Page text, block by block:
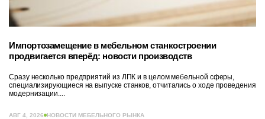
Импортозамещение в мебельном станкостроении
продвигается вперёд: новости производств
Сразу несколько предприятий из ЛПК и в целом мебельной сферы,
специализирующиеся на выпуске станков, отчитались о ходе проведения
модернизации....
АВГ 4, 2026 НОВОСТИ МЕБЕЛЬНОГО РЫНКА